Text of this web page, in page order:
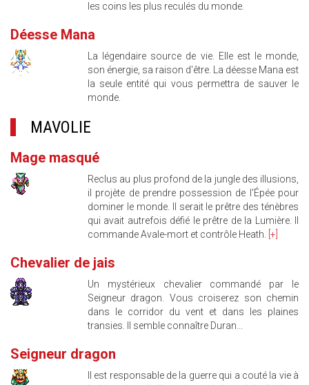
les coins les plus reculés du monde.
Déesse Mana
La légendaire source de vie. Elle est le monde,
son énergie, sa raison d'être. La déesse Mana est
la seule entité qui vous permettra de sauver le
monde.
MAVOLIE
Mage masqué
Reclus au plus profond de la jungle des illusions,
il projète de prendre possession de l'Épée pour
dominer le monde. Il serait le prêtre des ténèbres
qui avait autrefois défié le prêtre de la Lumière. Il
commande Avale-mort et contrôle Heath.
[+]
Chevalier de jais
Un mystérieux chevalier commandé par le
Seigneur dragon. Vous croiserez son chemin
dans le corridor du vent et dans les plaines
transies. Il semble connaître Duran...
Seigneur dragon
Il est responsable de la guerre qui a couté la vie à